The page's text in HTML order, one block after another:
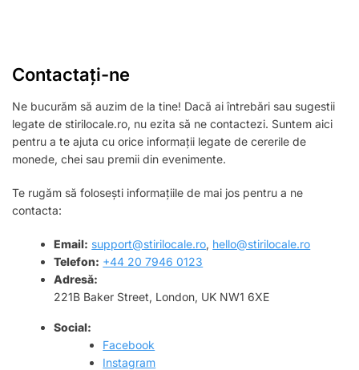
Contactați-ne
Ne bucurăm să auzim de la tine! Dacă ai întrebări sau sugestii
legate de stirilocale.ro, nu ezita să ne contactezi. Suntem aici
pentru a te ajuta cu orice informații legate de cererile de
monede, chei sau premii din evenimente.
Te rugăm să folosești informațiile de mai jos pentru a ne
contacta:
Email: support@stirilocale.ro, hello@stirilocale.ro
Telefon: +44 20 7946 0123
Adresă:
221B Baker Street, London, UK NW1 6XE
Social:
Facebook
Instagram